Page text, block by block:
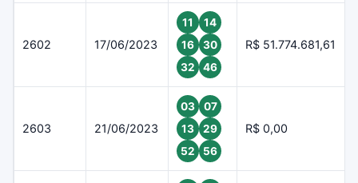
2602 17/06/2023
11
14
16
30
32
46
R$ 51.774.681,61
2603 21/06/2023
03
07
13
29
52
56
R$ 0,00